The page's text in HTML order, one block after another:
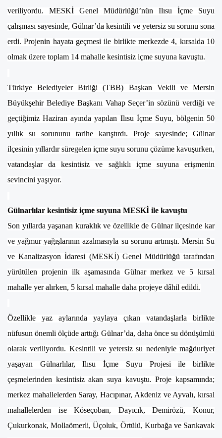
veriliyordu. MESKİ Genel Müdürlüğü’nün Ilısu İçme Suyu
çalışması sayesinde, Gülnar’da kesintili ve yetersiz su sorunu sona
erdi. Projenin hayata geçmesi ile birlikte merkezde 4, kırsalda 10
olmak üzere toplam 14 mahalle kesintisiz içme suyuna kavuştu.
Türkiye Belediyeler Birliği (TBB) Başkan Vekili ve Mersin
Büyükşehir Belediye Başkanı Vahap Seçer’in sözünü verdiği ve
geçtiğimiz Haziran ayında yapılan Ilısu İçme Suyu, bölgenin 50
yıllık su sorununu tarihe karıştırdı. Proje sayesinde; Gülnar
ilçesinin yıllardır süregelen içme suyu sorunu çözüme kavuşurken,
vatandaşlar da kesintisiz ve sağlıklı içme suyuna erişmenin
sevincini yaşıyor.
Gülnarlılar kesintisiz içme suyuna MESKİ ile kavuştu
Son yıllarda yaşanan kuraklık ve özellikle de Gülnar ilçesinde kar
ve yağmur yağışlarının azalmasıyla su sorunu artmıştı. Mersin Su
ve Kanalizasyon İdaresi (MESKİ) Genel Müdürlüğü tarafından
yürütülen projenin ilk aşamasında Gülnar merkez ve 5 kırsal
mahalle yer alırken, 5 kırsal mahalle daha projeye dâhil edildi.
Özellikle yaz aylarında yaylaya çıkan vatandaşlarla birlikte
nüfusun önemli ölçüde arttığı Gülnar’da, daha önce su dönüşümlü
olarak veriliyordu. Kesintili ve yetersiz su nedeniyle mağduriyet
yaşayan Gülnarlılar, Ilısu İçme Suyu Projesi ile birlikte
çeşmelerinden kesintisiz akan suya kavuştu. Proje kapsamında;
merkez mahallelerden Saray, Hacıpınar, Akdeniz ve Ayvalı, kırsal
mahallelerden ise Köseçoban, Dayıcık, Demirözü, Konur,
Çukurkonak, Mollaömerli, Üçoluk, Örtülü, Kurbağa ve Sarıkavak